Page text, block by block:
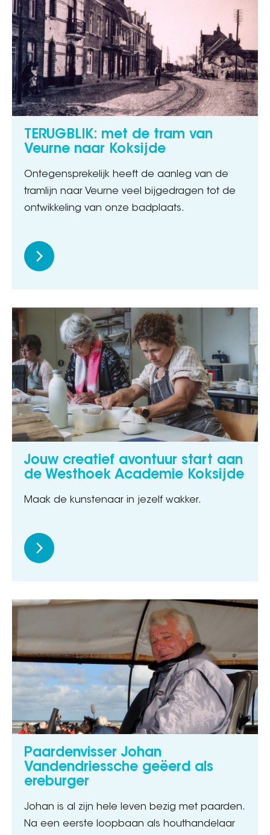
TERUGBLIK: met de tram van
Veurne naar Koksijde
Ontegensprekelijk heeft de aanleg van de
tramlijn naar Veurne veel bijgedragen tot de
ontwikkeling van onze badplaats.
Jouw creatief avontuur start aan
de Westhoek Academie Koksijde
Maak de kunstenaar in jezelf wakker.
Paardenvisser Johan
Vandendriessche geëerd als
ereburger
Johan is al zijn hele leven bezig met paarden.
Na een eerste loopbaan als houthandelaar